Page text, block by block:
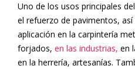
Uno de los usos principales
el refuerzo de pavimentos,
aplicación en la carpintería
forjados, en las industrias, en
en la herrería, artesanías.